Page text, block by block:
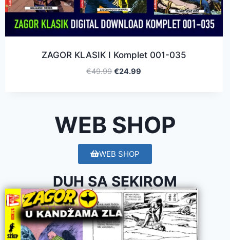
WEB SHOP
ZAGOR KLASIK I Komplet 001-035
€49.99 €24.99
WEB SHOP
DUH SA SEKIROM